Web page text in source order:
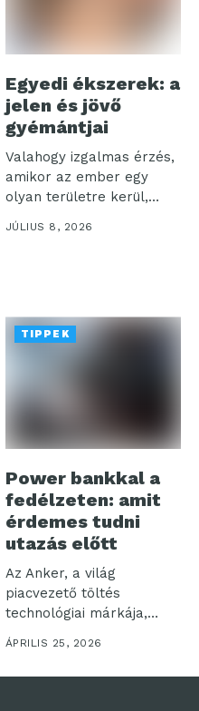
Egyedi ékszerek: a
jelen és jövő
gyémántjai
Valahogy izgalmas érzés,
amikor az ember egy
olyan területre kerül,
amelyet talán...
JÚLIUS 8, 2026
TIPPEK
Power bankkal a
fedélzeten: amit
érdemes tudni
utazás előtt
Az Anker, a világ
piacvezető töltés
technológiai márkája,
valamint az útközbeni
ÁPRILIS 25, 2026